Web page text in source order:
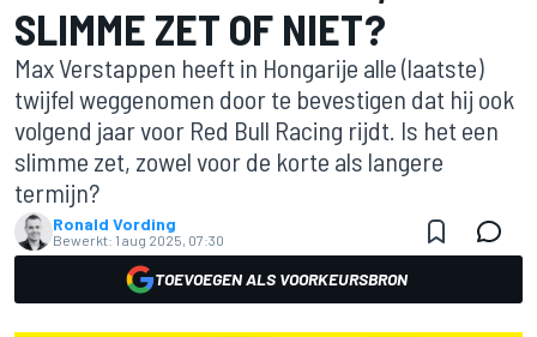
SLIMME ZET OF NIET?
Max Verstappen heeft in Hongarije alle (laatste)
twijfel weggenomen door te bevestigen dat hij ook
volgend jaar voor Red Bull Racing rijdt. Is het een
slimme zet, zowel voor de korte als langere
termijn?
Ronald Vording
Bewerkt: 1 aug 2025, 07:30
TOEVOEGEN ALS VOORKEURSBRON